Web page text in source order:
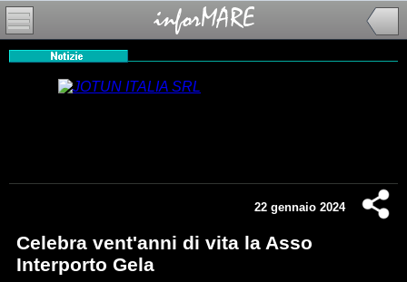
22 gennaio 2024
Celebra vent'anni di vita la Asso
Interporto Gela